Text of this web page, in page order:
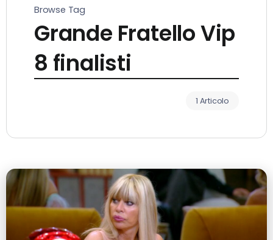
Browse Tag
Grande Fratello Vip
8 finalisti
1 Articolo